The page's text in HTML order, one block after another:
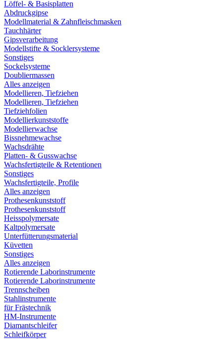
Löffel- & Basisplatten
Abdruckgipse
Modellmaterial & Zahnfleischmasken
Tauchhärter
Gipsverarbeitung
Modellstifte & Socklersysteme
Sonstiges
Sockelsysteme
Doubliermassen
Alles anzeigen
Modellieren, Tiefziehen
Modellieren, Tiefziehen
Tiefziehfolien
Modellierkunststoffe
Modellierwachse
Bissnehmewachse
Wachsdrähte
Platten- & Gusswachse
Wachsfertigteile & Retentionen
Sonstiges
Wachsfertigteile, Profile
Alles anzeigen
Prothesenkunststoff
Prothesenkunststoff
Heisspolymersate
Kaltpolymersate
Unterfütterungsmaterial
Küvetten
Sonstiges
Alles anzeigen
Rotierende Laborinstrumente
Rotierende Laborinstrumente
Trennscheiben
Stahlinstrumente
für Frästechnik
HM-Instrumente
Diamantschleifer
Schleifkörper